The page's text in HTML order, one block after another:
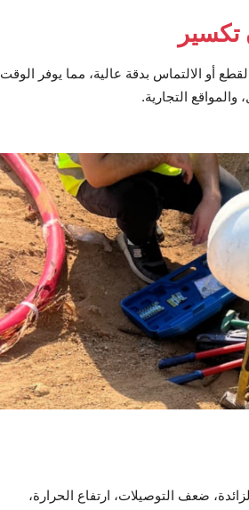
أو الالتماس بدقة عالية، مما يوفر الوقت
والمواقع التجارية.
ضعف التوصيلات، ارتفاع الحرارة،